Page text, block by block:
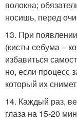
волокна;
носишь, перед
13. При
(кисты себума –
избавиться
но, если процесс
который их
14. Каждый раз,
глаза на 15-20